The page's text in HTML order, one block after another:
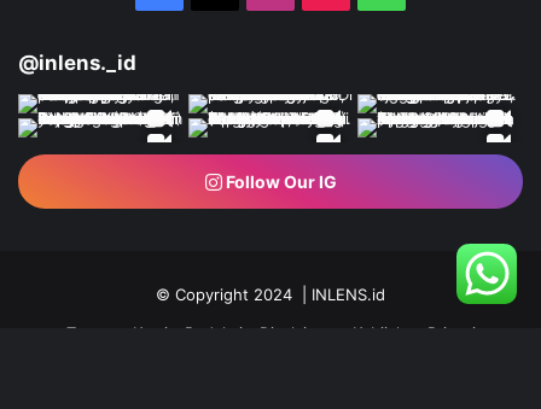
@inlens._id
Follow Our IG
© Copyright 2024 | INLENS.id
Tentang Kami
Redaksi Disclaimer
Kebijakan Privasi